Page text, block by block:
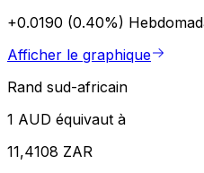
+0.0190 (0.40%)
Afficher le graphique
Rand sud-africain
1 AUD équivaut à
11,4108 ZAR